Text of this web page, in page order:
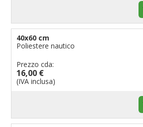
40x60 cm
Poliestere nautico
Prezzo cda:
16,00 €
(IVA inclusa)